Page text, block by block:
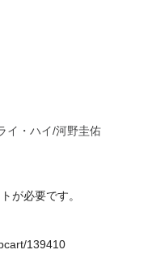
イ・ハイ/河野圭佑
が必要です。
139410